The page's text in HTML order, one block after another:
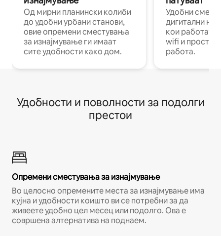
Од мирни планински колиби
до удобни урбани станови,
овие опремени сместувања
за изнајмување ги имаат
сите удобности како дом.
Удобни
дигитални
кои работат
wifi и
работа.
Удобности и поволности за подолги
престои
Опремени сместувања за изнајмување
Во целосно опремените места за изнајмување има
кујна и удобности коишто ви се потребни за да
живеете удобно цел месец или подолго. Ова е
совршена алтернатива на поднаем.